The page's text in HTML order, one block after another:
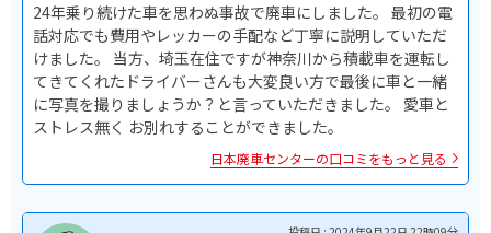
24年乗り続けた車を思わぬ事故で廃車にしました。 最初の電
話対応でも費用やレッカーの手配など丁寧に説明していただ
けました。 当方、埼玉在住ですが神奈川から積載車を運転し
てきてくれたドライバーさんも大変良い方で最後に車と一緒
に写真を撮りましょうか？と言っていただきました。 愛車と
ストレス無く お別れすることができました。
日本廃車センターの口コミをもっと見る